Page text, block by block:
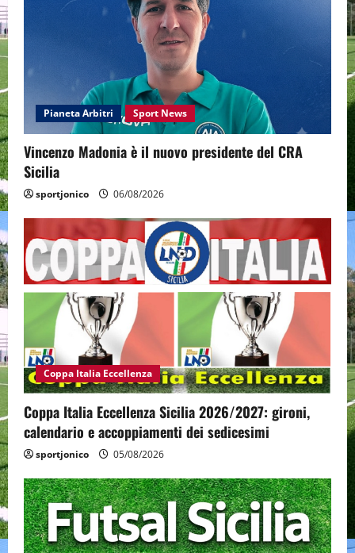
Pianeta Arbitri Sport News
Vincenzo Madonia è il nuovo presidente del CRA
Sicilia
sportjonico 06/08/2026
Coppa Italia Eccellenza
Coppa Italia Eccellenza Sicilia 2026/2027: gironi,
calendario e accoppiamenti dei sedicesimi
sportjonico 05/08/2026